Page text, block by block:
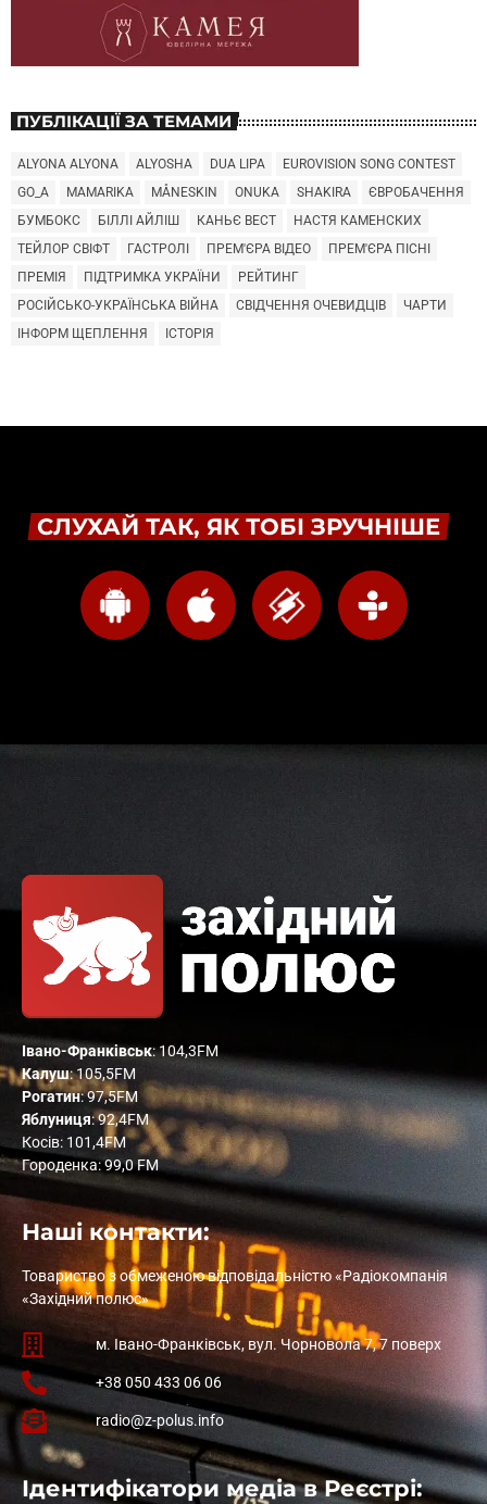
ПУБЛІКАЦІЇ ЗА ТЕМАМИ
ALYONA ALYONA ALYOSHA DUA LIPA
EUROVISION SONG CONTEST
GO_A
MAMARIKA MÅNESKIN ONUKA SHAKIRA
ЄВРОБАЧЕННЯ
БУМБОКС
БІЛЛІ АЙЛІШ КАНЬЄ ВЕСТ
НАСТЯ КАМЕНСКИХ
ТЕЙЛОР СВІФТ
ГАСТРОЛІ ПРЕМ'ЄРА ВІДЕО
ПРЕМ'ЄРА ПІСНІ
ПРЕМІЯ
ПІДТРИМКА УКРАЇНИ
РЕЙТИНГ
РОСІЙСЬКО-УКРАЇНСЬКА ВІЙНА
СВІДЧЕННЯ ОЧЕВИДЦІВ
ЧАРТИ
ІНФОРМ ЩЕПЛЕННЯ
ІСТОРІЯ
СЛУХАЙ ТАК, ЯК ТОБІ ЗРУЧНІШЕ
Івано-Франківськ: 104,3FM
Калуш: 105,5FM
Рогатин: 97,5FM
Яблуниця: 92,4FM
Косів: 101,4FM
Городенка: 99,0 FM
Наші контакти:
Товариство з обмеженою відповідальністю «Радіокомпанія
«Західний полюс»
м. Івано-Франківськ, вул. Чорновола 7, 7 поверх
+38 050 433 06 06
radio@z-polus.info
Ідентифікатори медіа в Реєстрі: